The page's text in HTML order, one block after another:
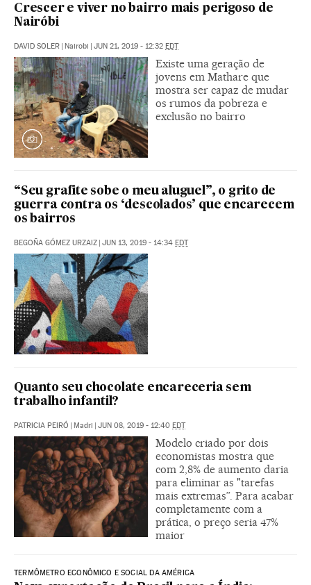
Crescer e viver no bairro mais perigoso de
Nairóbi
DAVID SOLER | Nairobi | JUN 21, 2019 - 12:32 EDT
Existe uma geração de
jovens em Mathare que
mostra ser capaz de mudar
os rumos da pobreza e
exclusão no bairro
“Seu grafite sobe o meu aluguel”, o grito de
guerra contra os ‘descolados’ que encarecem
os bairros
BEGOÑA GÓMEZ URZAIZ | JUN 13, 2019 - 14:34 EDT
Quanto seu chocolate encareceria sem
trabalho infantil?
PATRICIA PEIRÓ | Madri | JUN 08, 2019 - 12:40 EDT
Modelo criado por dois
economistas mostra que
com 2,8% de aumento daria
para eliminar as "tarefas
mais extremas”. Para acabar
completamente com a
prática, o preço seria 47%
maior
TERMÔMETRO ECONÔMICO E SOCIAL DA AMÉRICA